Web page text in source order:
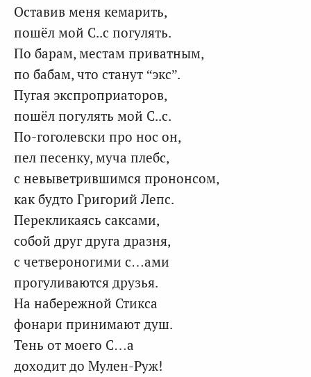
Оставив меня кемарить,
пошёл мой С..с погулять.
По барам, местам приватным,
по бабам, что станут “экс”.
Пугая экспроприаторов,
пошёл погулять мой С..с.
По-гоголевски про нос он,
пел песенку, муча плебс,
с невыветрившимся прононсом,
как будто Григорий Лепс.
Перекликаясь саксами,
собой друг друга дразня,
с четвероногими с…ами
прогуливаются друзья.
На набережной Стикса
фонари принимают душ.
Тень от моего С…а
доходит до Мулен-Руж!